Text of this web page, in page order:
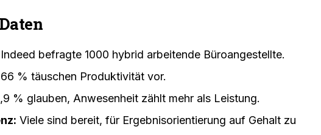
Indeed befragte 1000 hybrid arbeitende Büroangestellte.
66 % täuschen Produktivität vor.
% glauben, Anwesenheit zählt mehr als Leistung.
Viele sind bereit, für Ergebnisorientierung auf Gehalt zu